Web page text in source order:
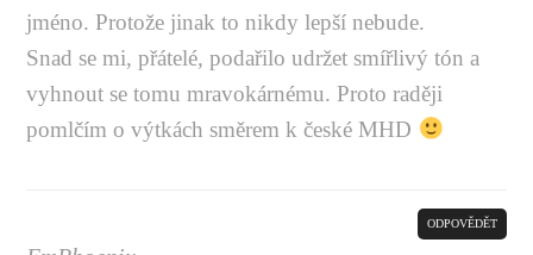
jméno. Protože jinak to nikdy lepší nebude.
Snad se mi, přátelé, podařilo udržet smířlivý tón a
vyhnout se tomu mravokárnému. Proto raději
pomlčím o výtkách směrem k české MHD
ODPOVĚDĚT